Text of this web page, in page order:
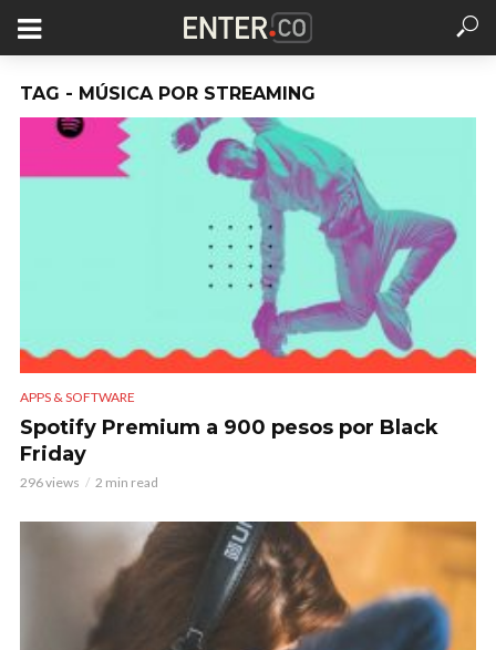
TAG - MÚSICA POR STREAMING
APPS & SOFTWARE
Spotify Premium a 900 pesos por Black
Friday
296 views 2 min read